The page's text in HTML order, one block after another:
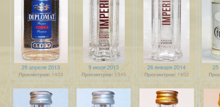
29 апреля 2013
Просмотров:1403
9 июля 2013
Просмотров: 1345
26 января 2014
Просмотров:1402
25